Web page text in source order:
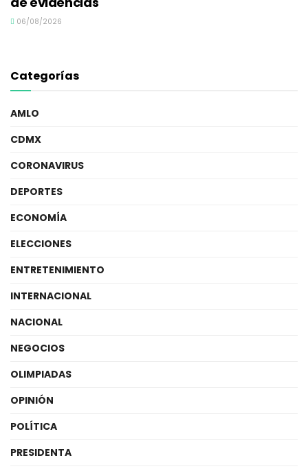
06/08/2026
Categorías
AMLO
CDMX
CORONAVIRUS
DEPORTES
ECONOMÍA
ELECCIONES
ENTRETENIMIENTO
INTERNACIONAL
NACIONAL
NEGOCIOS
OLIMPIADAS
OPINIÓN
POLÍTICA
PRESIDENTA